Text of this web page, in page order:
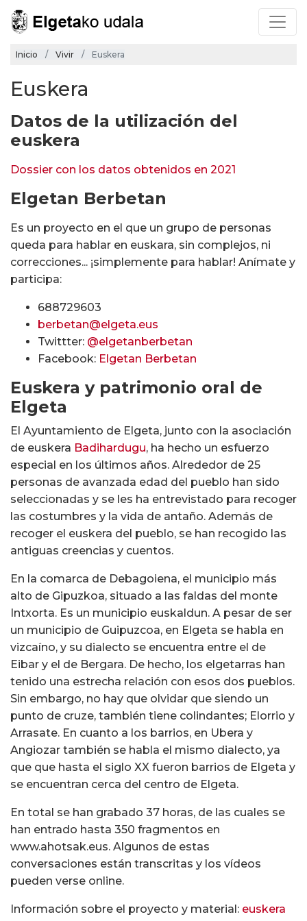
Inicio Vivir Euskera
Euskera
Datos de la utilización del
euskera
Dossier con los datos obtenidos en 2021
Elgetan Berbetan
Es un proyecto en el que un grupo de personas
queda para hablar en euskara, sin complejos, ni
correcciones... ¡simplemente para hablar! Anímate y
participa:
688729603
berbetan@elgeta.eus
Twittter: @elgetanberbetan
Facebook: Elgetan Berbetan
Euskera y patrimonio oral de
Elgeta
El Ayuntamiento de Elgeta, junto con la asociación
de euskera Badihardugu, ha hecho un esfuerzo
especial en los últimos años. Alrededor de 25
personas de avanzada edad del pueblo han sido
seleccionadas y se les ha entrevistado para recoger
las costumbres y la vida de antaño. Además de
recoger el euskera del pueblo, se han recogido las
antiguas creencias y cuentos.
En la comarca de Debagoiena, el municipio más
alto de Gipuzkoa, situado a las faldas del monte
Intxorta. Es un municipio euskaldun. A pesar de ser
un municipio de Guipuzcoa, en Elgeta se habla en
vizcaíno, y su dialecto se encuentra entre el de
Eibar y el de Bergara. De hecho, los elgetarras han
tenido una estrecha relación con esos dos pueblos.
Sin embargo, no hay que olvidar que siendo un
punto de cruze, también tiene colindantes; Elorrio y
Arrasate. En cuanto a los barrios, en Ubera y
Angiozar también se habla el mismo dialecto, ya
que que hasta el siglo XX fueron barrios de Elgeta y
se encuentran cerca del centro de Elgeta.
En total se han grabado 37 horas, de las cuales se
han entrado hasta 350 fragmentos en
www.ahotsak.eus. Algunos de estas
conversaciones están transcritas y los vídeos
pueden verse online.
Información sobre el proyecto y material: euskera